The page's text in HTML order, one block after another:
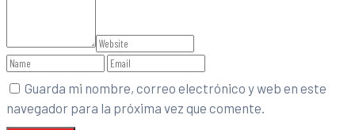
Guarda mi nombre, correo electrónico y web en este
navegador para la próxima vez que comente.